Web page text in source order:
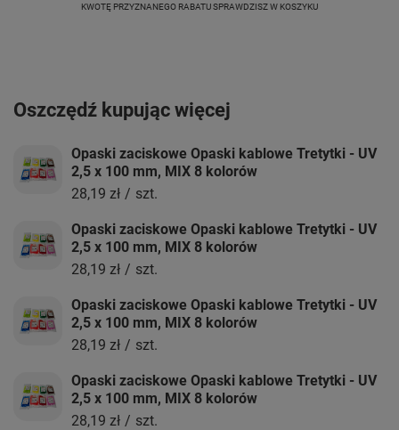
KWOTĘ PRZYZNANEGO RABATU SPRAWDZISZ W KOSZYKU
Oszczędź kupując więcej
Opaski zaciskowe Opaski kablowe Tretytki - UV
2,5 x 100 mm, MIX 8 kolorów
28,19 zł / szt.
Opaski zaciskowe Opaski kablowe Tretytki - UV
2,5 x 100 mm, MIX 8 kolorów
28,19 zł / szt.
Opaski zaciskowe Opaski kablowe Tretytki - UV
2,5 x 100 mm, MIX 8 kolorów
28,19 zł / szt.
Opaski zaciskowe Opaski kablowe Tretytki - UV
2,5 x 100 mm, MIX 8 kolorów
28,19 zł / szt.